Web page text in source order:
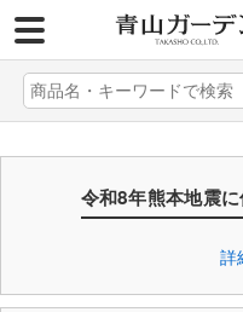
令和8年熊本地震
詳